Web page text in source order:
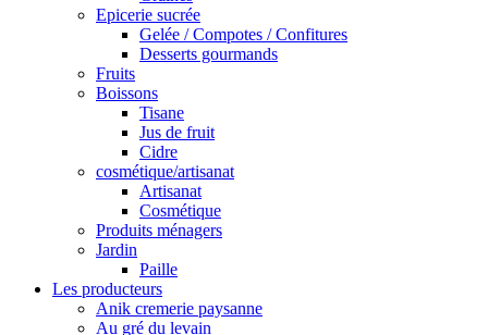
Epicerie sucrée
Gelée / Compotes / Confitures
Desserts gourmands
Fruits
Boissons
Tisane
Jus de fruit
Cidre
cosmétique/artisanat
Artisanat
Cosmétique
Produits ménagers
Jardin
Paille
Les producteurs
Anik cremerie paysanne
Au gré du levain